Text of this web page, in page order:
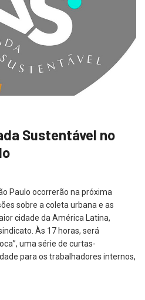
Sustentável no
Paulo ocorrerão na próxima
sobre a coleta urbana e as
cidade da América Latina,
Às 17 horas, será
uma série de curtas-
para os trabalhadores internos,